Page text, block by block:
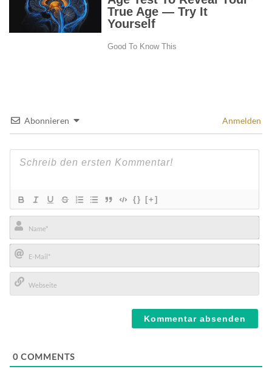
Abonnieren Anmelden
{} [+]
Name*
E-
Mail*
0 COMMENTS